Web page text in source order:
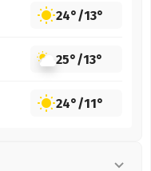
24°/13°
25°/13°
24°/11°